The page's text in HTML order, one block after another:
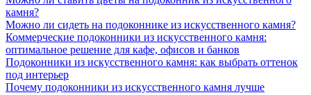
камня?
Можно ли сидеть на подоконнике из искусственного камня?
Коммерческие подоконники из искусственного камня:
оптимальное решение для кафе, офисов и банков
Подоконники из искусственного камня: как выбрать оттенок
под интерьер
Почему подоконники из искусственного камня лучше